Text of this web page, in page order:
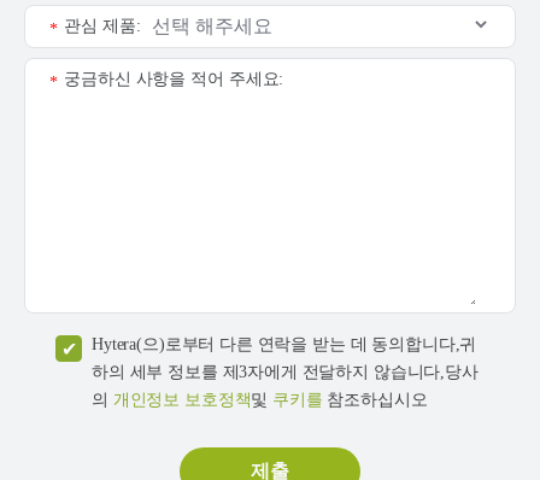
관심 제품:
*
궁금하신 사항을 적어 주세요:
*
Hytera(으)로부터 다른 연락을 받는 데 동의합니다,귀
하의 세부 정보를 제3자에게 전달하지 않습니다,당사
의 개인정보 보호정책및 쿠키를 참조하십시오